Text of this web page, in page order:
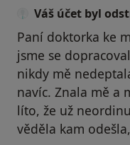
Váš účet byl
Paní doktorka ke
jsme se
nikdy mě
navíc. Znala mě a
líto, že už
věděla kam